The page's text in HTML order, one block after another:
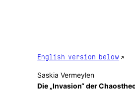
English version below
Saskia Vermeylen
Die „Invasion“ der